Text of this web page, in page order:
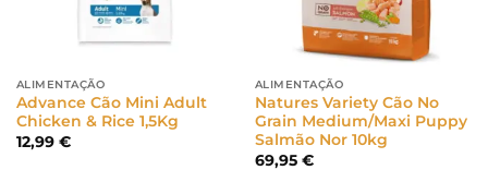
ALIMENTAÇÃO
Advance Cão Mini Adult
Chicken & Rice 1,5Kg
12,99 €
ALIMENTAÇÃO
Natures Variety Cão No
Grain Medium/Maxi Puppy
Salmão Nor 10kg
69,95 €